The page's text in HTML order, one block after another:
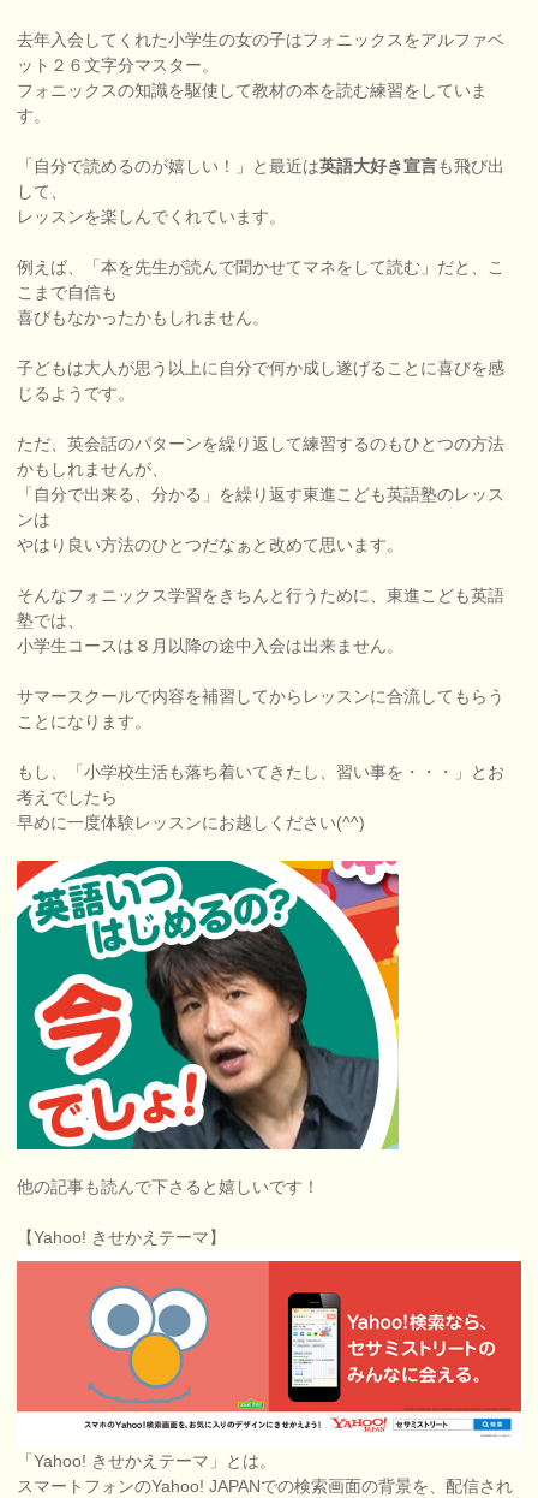
去年入会してくれた小学生の女の子はフォニックスをアルファベ
ット２６文字分マスター。
フォニックスの知識を駆使して教材の本を読む練習をしていま
す。
「自分で読めるのが嬉しい！」と最近は英語大好き宣言も飛び出
して、
レッスンを楽しんでくれています。
例えば、「本を先生が読んで聞かせてマネをして読む」だと、こ
こまで自信も
喜びもなかったかもしれません。
子どもは大人が思う以上に自分で何か成し遂げることに喜びを感
じるようです。
ただ、英会話のパターンを繰り返して練習するのもひとつの方法
かもしれませんが、
「自分で出来る、分かる」を繰り返す東進こども英語塾のレッス
ンは
やはり良い方法のひとつだなぁと改めて思います。
そんなフォニックス学習をきちんと行うために、東進こども英語
塾では、
小学生コースは８月以降の途中入会は出来ません。
サマースクールで内容を補習してからレッスンに合流してもらう
ことになります。
もし、「小学校生活も落ち着いてきたし、習い事を・・・」とお
考えでしたら
早めに一度体験レッスンにお越しください(^^)
他の記事も読んで下さると嬉しいです！
【Yahoo! きせかえテーマ】
「Yahoo! きせかえテーマ」とは。
スマートフォンのYahoo! JAPANでの検索画面の背景を、配信され